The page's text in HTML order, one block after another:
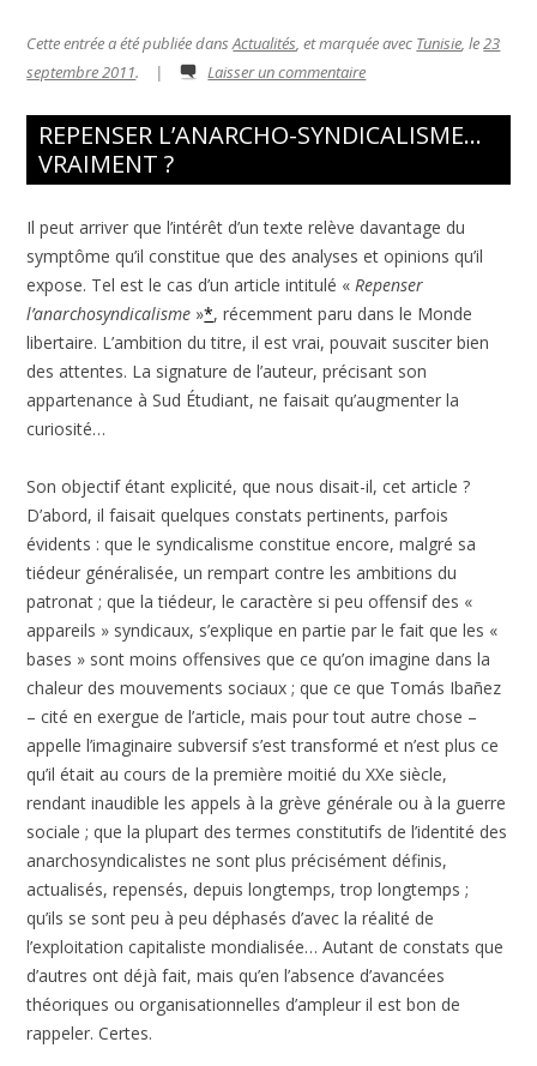
Cette entrée a été publiée dansActualités, et marquée avec Tunisie, le23
septembre 2011. | Laisser un commentaire
REPENSER L’ANARCHO-SYNDICALISME…
VRAIMENT ?
Il peut arriver que l’intérêt d’un texte relève davantage du
symptôme qu’il constitue que des analyses et opinions qu’il
expose. Tel est le cas d’un article intitulé «Repenser
l’anarchosyndicalisme »*, récemment paru dans le Monde
libertaire. L’ambition du titre, il est vrai, pouvait susciter bien
des attentes. La signature de l’auteur, précisant son
appartenance à Sud Étudiant, ne faisait qu’augmenter la
curiosité…
Son objectif étant explicité, que nous disait-il, cet article ?
D’abord, il faisait quelques constats pertinents, parfois
évidents : que le syndicalisme constitue encore, malgré sa
tiédeur généralisée, un rempart contre les ambitions du
patronat ; que la tiédeur, le caractère si peu offensif des «
appareils » syndicaux, s’explique en partie par le fait que les «
bases » sont moins offensives que ce qu’on imagine dans la
chaleur des mouvements sociaux ; que ce que Tomás Ibañez
– cité en exergue de l’article, mais pour tout autre chose –
appelle l’imaginaire subversif s’est transformé et n’est plus ce
qu’il était au cours de la première moitié du XXe siècle,
rendant inaudible les appels à la grève générale ou à la guerre
sociale ; que la plupart des termes constitutifs de l’identité des
anarchosyndicalistes ne sont plus précisément définis,
actualisés, repensés, depuis longtemps, trop longtemps ;
qu’ils se sont peu à peu déphasés d’avec la réalité de
l’exploitation capitaliste mondialisée… Autant de constats que
d’autres ont déjà fait, mais qu’en l’absence d’avancées
théoriques ou organisationnelles d’ampleur il est bon de
rappeler. Certes.